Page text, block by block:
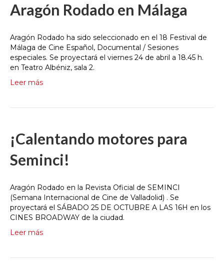
Aragón Rodado en Málaga
Aragón Rodado ha sido seleccionado en el 18 Festival de
Málaga de Cine Español, Documental / Sesiones
especiales. Se proyectará el viernes 24 de abril a 18.45 h.
en Teatro Albéniz, sala 2.
Leer más
¡Calentando motores para
Seminci!
Aragón Rodado en la Revista Oficial de SEMINCI
(Semana Internacional de Cine de Valladolid) . Se
proyectará el SÁBADO 25 DE OCTUBRE A LAS 16H en los
CINES BROADWAY de la ciudad.
Leer más